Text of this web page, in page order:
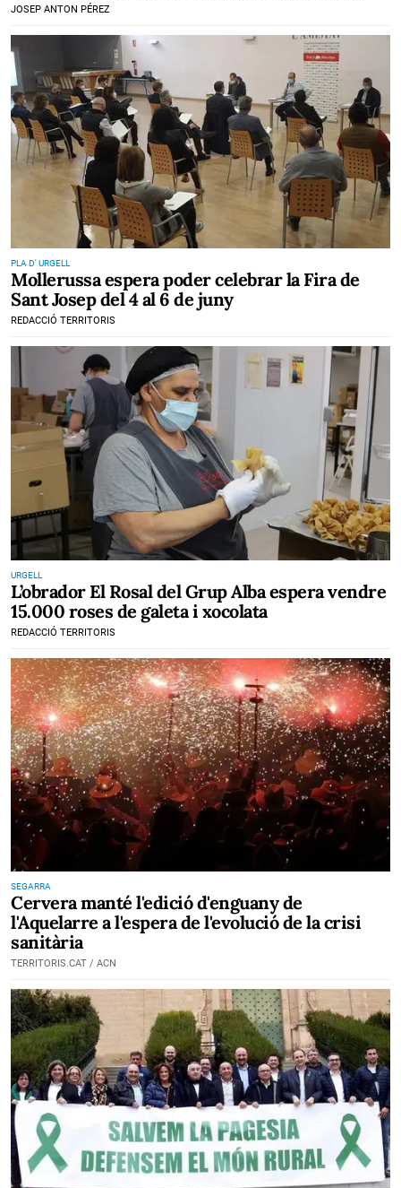
JOSEP ANTON PÉREZ
PLA D' URGELL
Mollerussa espera poder celebrar la Fira de
Sant Josep del 4 al 6 de juny
REDACCIÓ TERRITORIS
URGELL
L’obrador El Rosal del Grup Alba espera vendre
15.000 roses de galeta i xocolata
REDACCIÓ TERRITORIS
SEGARRA
Cervera manté l'edició d'enguany de
l'Aquelarre a l'espera de l'evolució de la crisi
sanitària
TERRITORIS.CAT / ACN